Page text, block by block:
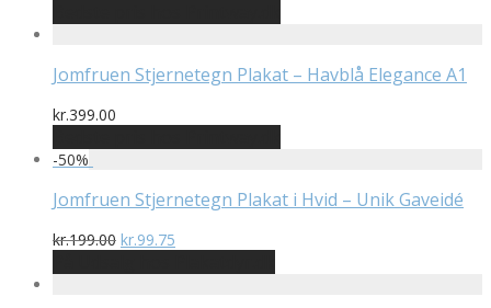
Jomfruen Stjernetegn Plakat – Havblå Elegance A1
kr.399.00
-50%
Jomfruen Stjernetegn Plakat i Hvid – Unik Gaveidé
kr.199.00 Den
pris
kr.99.75
pris